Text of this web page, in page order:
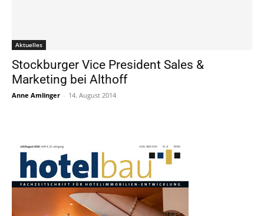
Aktuelles
Stockburger Vice President Sales &
Marketing bei Althoff
Anne Amlinger - 14. August 2014